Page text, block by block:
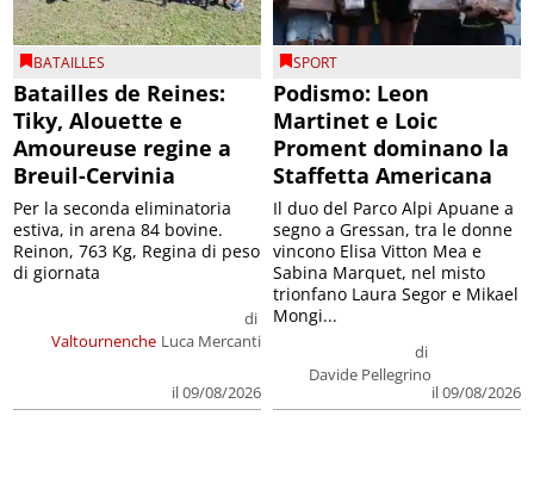
BATAILLES
Batailles de Reines:
Tiky, Alouette e
Amoureuse regine a
Breuil-Cervinia
Valtournenche
di
Luca Mercanti
il 09/08/2026
Per la seconda eliminatoria
estiva, in arena 84 bovine.
Reinon, 763 Kg, Regina di peso
di giornata
SPORT
Podismo: Leon
Martinet e Loic
Proment dominano la
Staffetta Americana
di
Davide Pellegrino
il 09/08/2026
Il duo del Parco Alpi Apuane a
segno a Gressan, tra le donne
vincono Elisa Vitton Mea e
Sabina Marquet, nel misto
trionfano Laura Segor e Mikael
Mongi...